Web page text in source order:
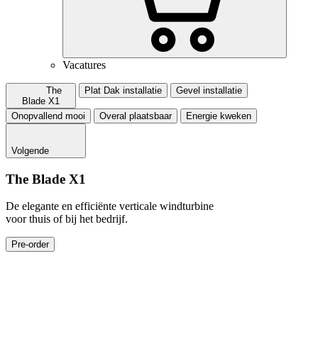
Vacatures
The
Blade X1
Plat Dak installatie Gevel installatie
Onopvallend mooi Overal plaatsbaar Energie kweken
Volgende
The Blade X1
De elegante en efficiënte verticale windturbine
voor thuis of bij het bedrijf.
Pre-order